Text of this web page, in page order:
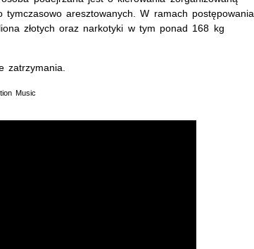
aresztowanych. W ramach postępowania
złotych oraz narkotyki w tym ponad 168 kg
zatrzymania.
Music